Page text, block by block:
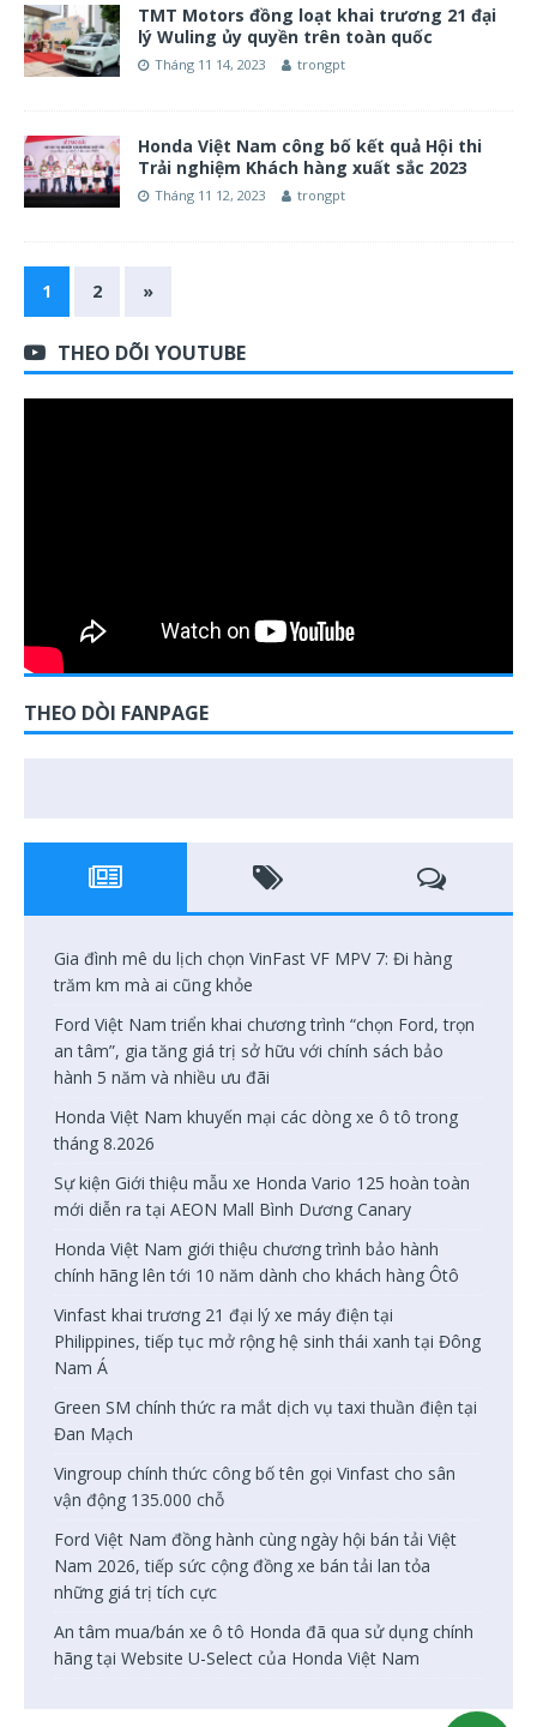
TMT Motors đồng loạt khai trương 21 đại
lý Wuling ủy quyền trên toàn quốc
Tháng 11 14, 2023 trongpt
Honda Việt Nam công bố kết quả Hội thi
Trải nghiệm Khách hàng xuất sắc 2023
Tháng 11 12, 2023 trongpt
1 2 »
THEO DÕI YOUTUBE
THEO DÒI FANPAGE
Gia đình mê du lịch chọn VinFast VF MPV 7: Đi hàng
trăm km mà ai cũng khỏe
Ford Việt Nam triển khai chương trình “chọn Ford, trọn
an tâm”, gia tăng giá trị sở hữu với chính sách bảo
hành 5 năm và nhiều ưu đãi
Honda Việt Nam khuyến mại các dòng xe ô tô trong
tháng 8.2026
Sự kiện Giới thiệu mẫu xe Honda Vario 125 hoàn toàn
mới diễn ra tại AEON Mall Bình Dương Canary
Honda Việt Nam giới thiệu chương trình bảo hành
chính hãng lên tới 10 năm dành cho khách hàng Ôtô
Vinfast khai trương 21 đại lý xe máy điện tại
Philippines, tiếp tục mở rộng hệ sinh thái xanh tại Đông
Nam Á
Green SM chính thức ra mắt dịch vụ taxi thuần điện tại
Đan Mạch
Vingroup chính thức công bố tên gọi Vinfast cho sân
vận động 135.000 chỗ
Ford Việt Nam đồng hành cùng ngày hội bán tải Việt
Nam 2026, tiếp sức cộng đồng xe bán tải lan tỏa
những giá trị tích cực
An tâm mua/bán xe ô tô Honda đã qua sử dụng chính
hãng tại Website U-Select của Honda Việt Nam